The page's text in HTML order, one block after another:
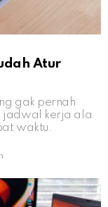
Atur
gak pernah
jadwal kerja ala
waktu.